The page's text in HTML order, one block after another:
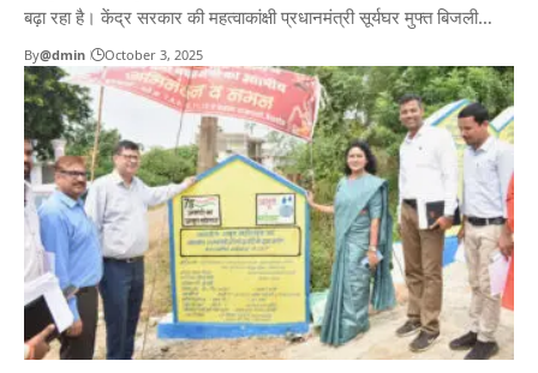
बढ़ा रहा है। केंद्र सरकार की महत्वाकांक्षी प्रधानमंत्री सूर्यघर मुफ्त बिजली
योजना के अंतर्गत जिले में घर की छतों पर सोलर पैनल लगाने का कार्य प्रारंभ हो
चुका है। योजना के अनुसार लाभार्थियों को 1 किलोवॉट सिस्टम पर ₹45,000,
2…
By@dmin October 3, 2025